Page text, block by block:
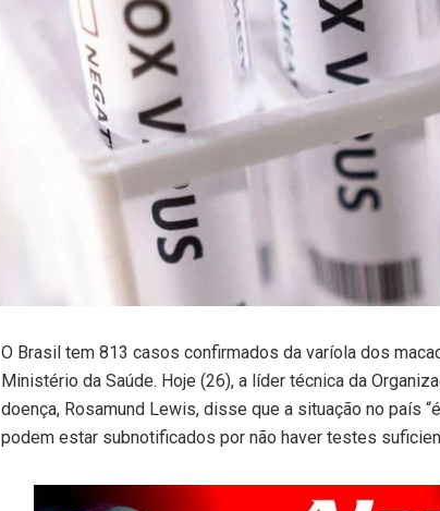
O Brasil tem 813 casos confirmados da varíola dos
Ministério da Saúde. Hoje (26), a líder técnica da
doença, Rosamund Lewis, disse que a situação no país
podem estar subnotificados por não haver testes